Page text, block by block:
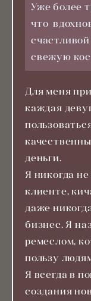
Уже более
что
свежую
Для меня
каждая
деньги.
Я никогда
клиенте,
даже
бизнес. Я
ремеслом,
пользу
Я всегда в
создания